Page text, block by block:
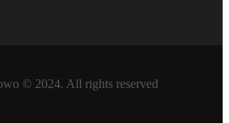
© 2024. All rights reserved